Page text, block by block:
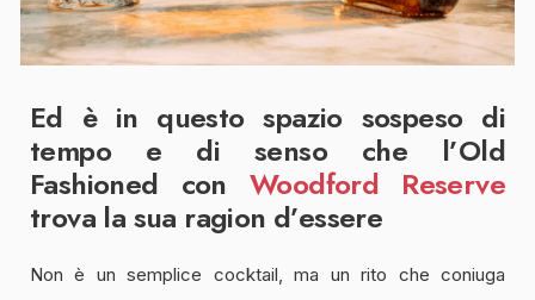
Ed è in questo spazio sospeso di
tempo e di senso che l’Old
Fashioned con Woodford Reserve
trova la sua ragion d’essere
Non è un semplice cocktail, ma un rito che coniuga